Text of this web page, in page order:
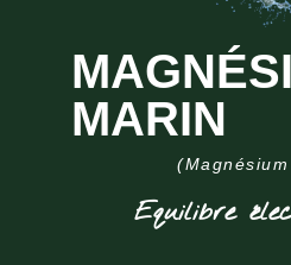
MARIN
Equilibre